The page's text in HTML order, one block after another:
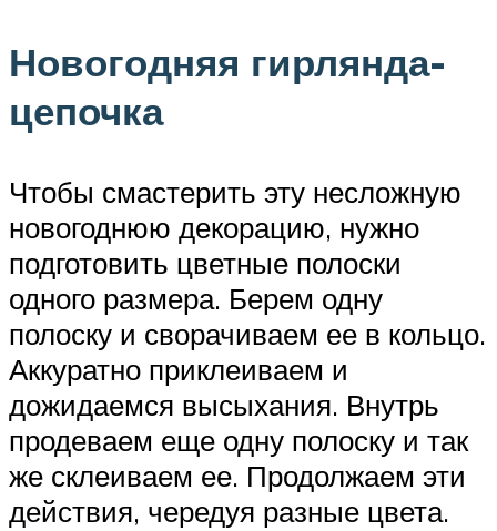
Новогодняя гирлянда-
цепочка
Чтобы смастерить эту несложную
новогоднюю декорацию, нужно
подготовить цветные полоски
одного размера. Берем одну
полоску и сворачиваем ее в кольцо.
Аккуратно приклеиваем и
дожидаемся высыхания. Внутрь
продеваем еще одну полоску и так
же склеиваем ее. Продолжаем эти
действия, чередуя разные цвета.